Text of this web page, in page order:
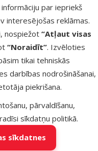
par iepriekš
interesējošas reklāmas.
nospiežot “Atļaut visas
“Noraidīt”. Izvēloties
tikai tehniskās
darbības nodrošināšanai,
piekrišana.
pārvaldīšanu,
sīkdatņu politikā.
sīkdatnes
eksotiskajiem
Kampaņa: Vasara
– atlaides katrai
gaumei!
nav atrasti